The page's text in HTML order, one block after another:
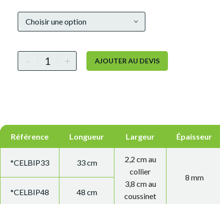
Choisir une option
- + AJOUTER AU DEVIS
Alternative:
Référence Longueur Largeur Épaisseur
*CELBIP33 33 cm
2,2 cm au
collier
3,8 cm au
coussinet
8 mm
*CELBIP48
48 cm